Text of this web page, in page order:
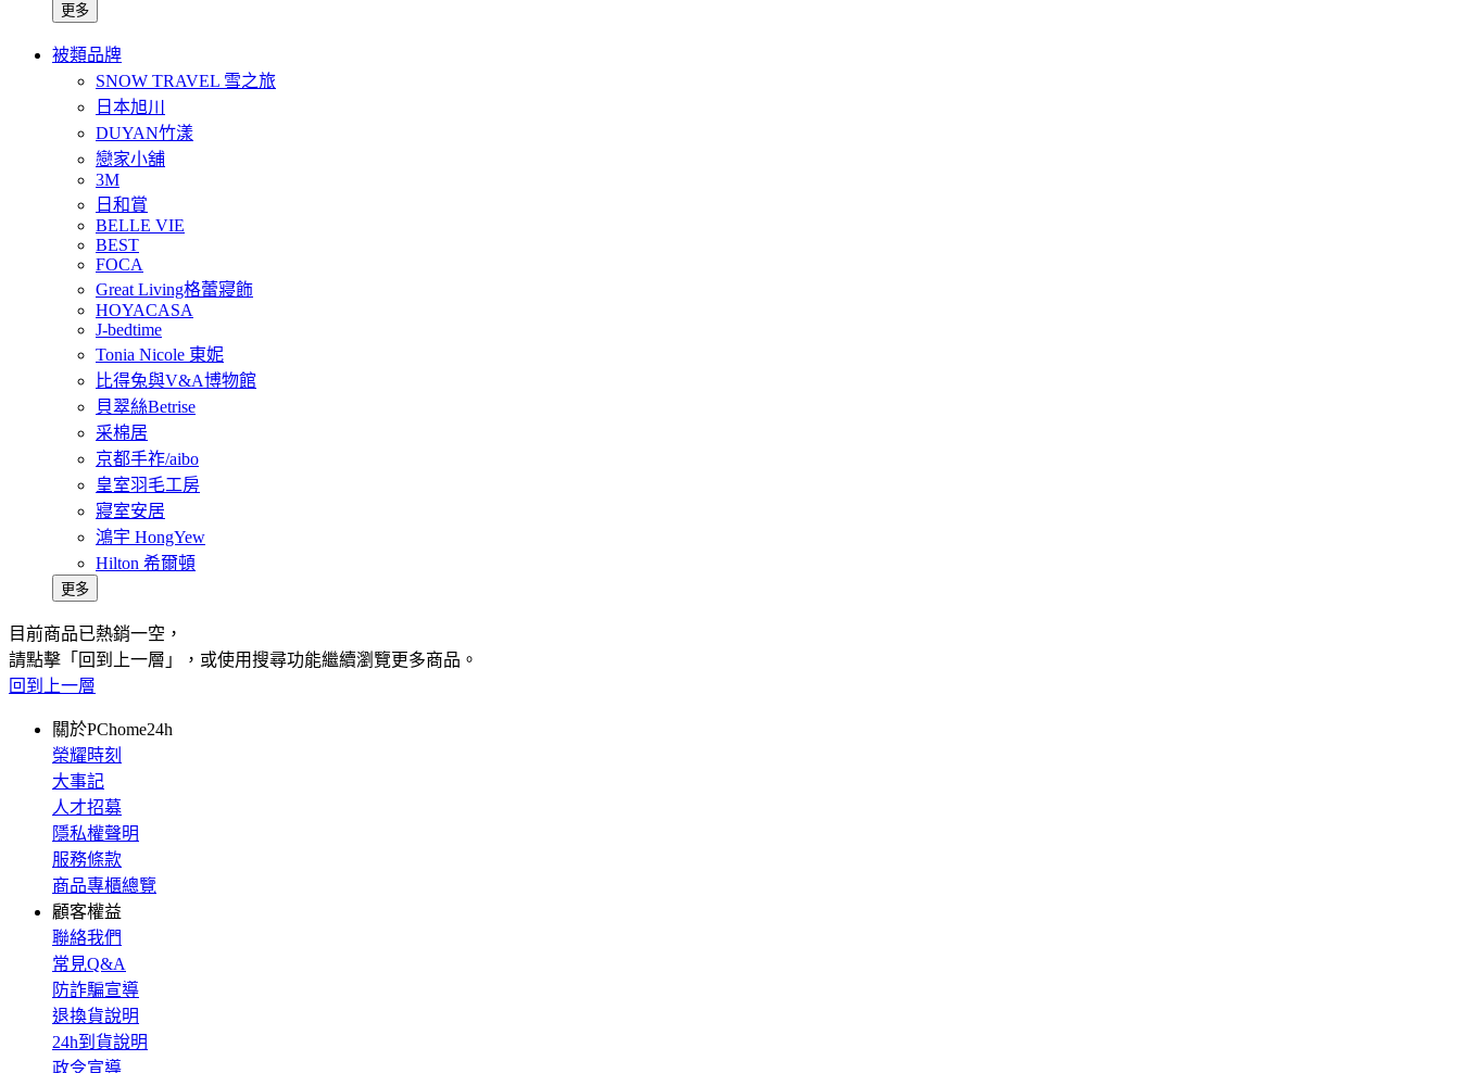
更多
被類品牌
SNOW TRAVEL 雪之旅
日本旭川
DUYAN竹漾
戀家小舖
3M
日和賞
BELLE VIE
BEST
FOCA
Great Living格蕾寢飾
HOYACASA
J-bedtime
Tonia Nicole 東妮
比得兔與V&A博物館
貝翠絲Betrise
采棉居
京都手祚/aibo
皇室羽毛工房
寢室安居
鴻宇 HongYew
Hilton 希爾頓
更多
目前商品已熱銷一空，
請點擊「回到上一層」，或使用搜尋功能繼續瀏覽更多商品。
回到上一層
關於PChome24h
榮耀時刻
大事記
人才招募
隱私權聲明
服務條款
商品專櫃總覽
顧客權益
聯絡我們
常見Q&A
防詐騙宣導
退換貨說明
24h到貨說明
政令宣導